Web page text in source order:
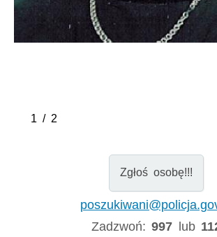
1 / 2
Zgłoś osobę!!!
Zadzwoń:997 lub